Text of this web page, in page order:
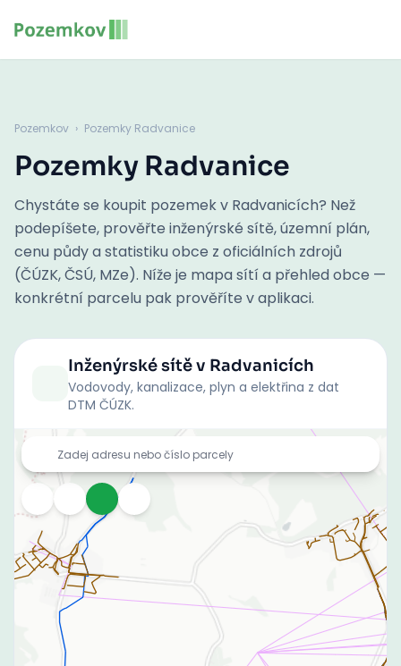
Pozemkov › Pozemky Radvanice
Pozemky Radvanice
Chystáte se koupit pozemek v Radvanicích? Než
podepíšete, prověřte inženýrské sítě, územní plán,
cenu půdy a statistiku obce z oficiálních zdrojů
(ČÚZK, ČSÚ, MZe). Níže je mapa sítí a přehled obce —
konkrétní parcelu pak prověříte v aplikaci.
Inženýrské sítěv Radvanicích
Vodovody, kanalizace, plyn a elektřina z dat
DTM ČÚZK.